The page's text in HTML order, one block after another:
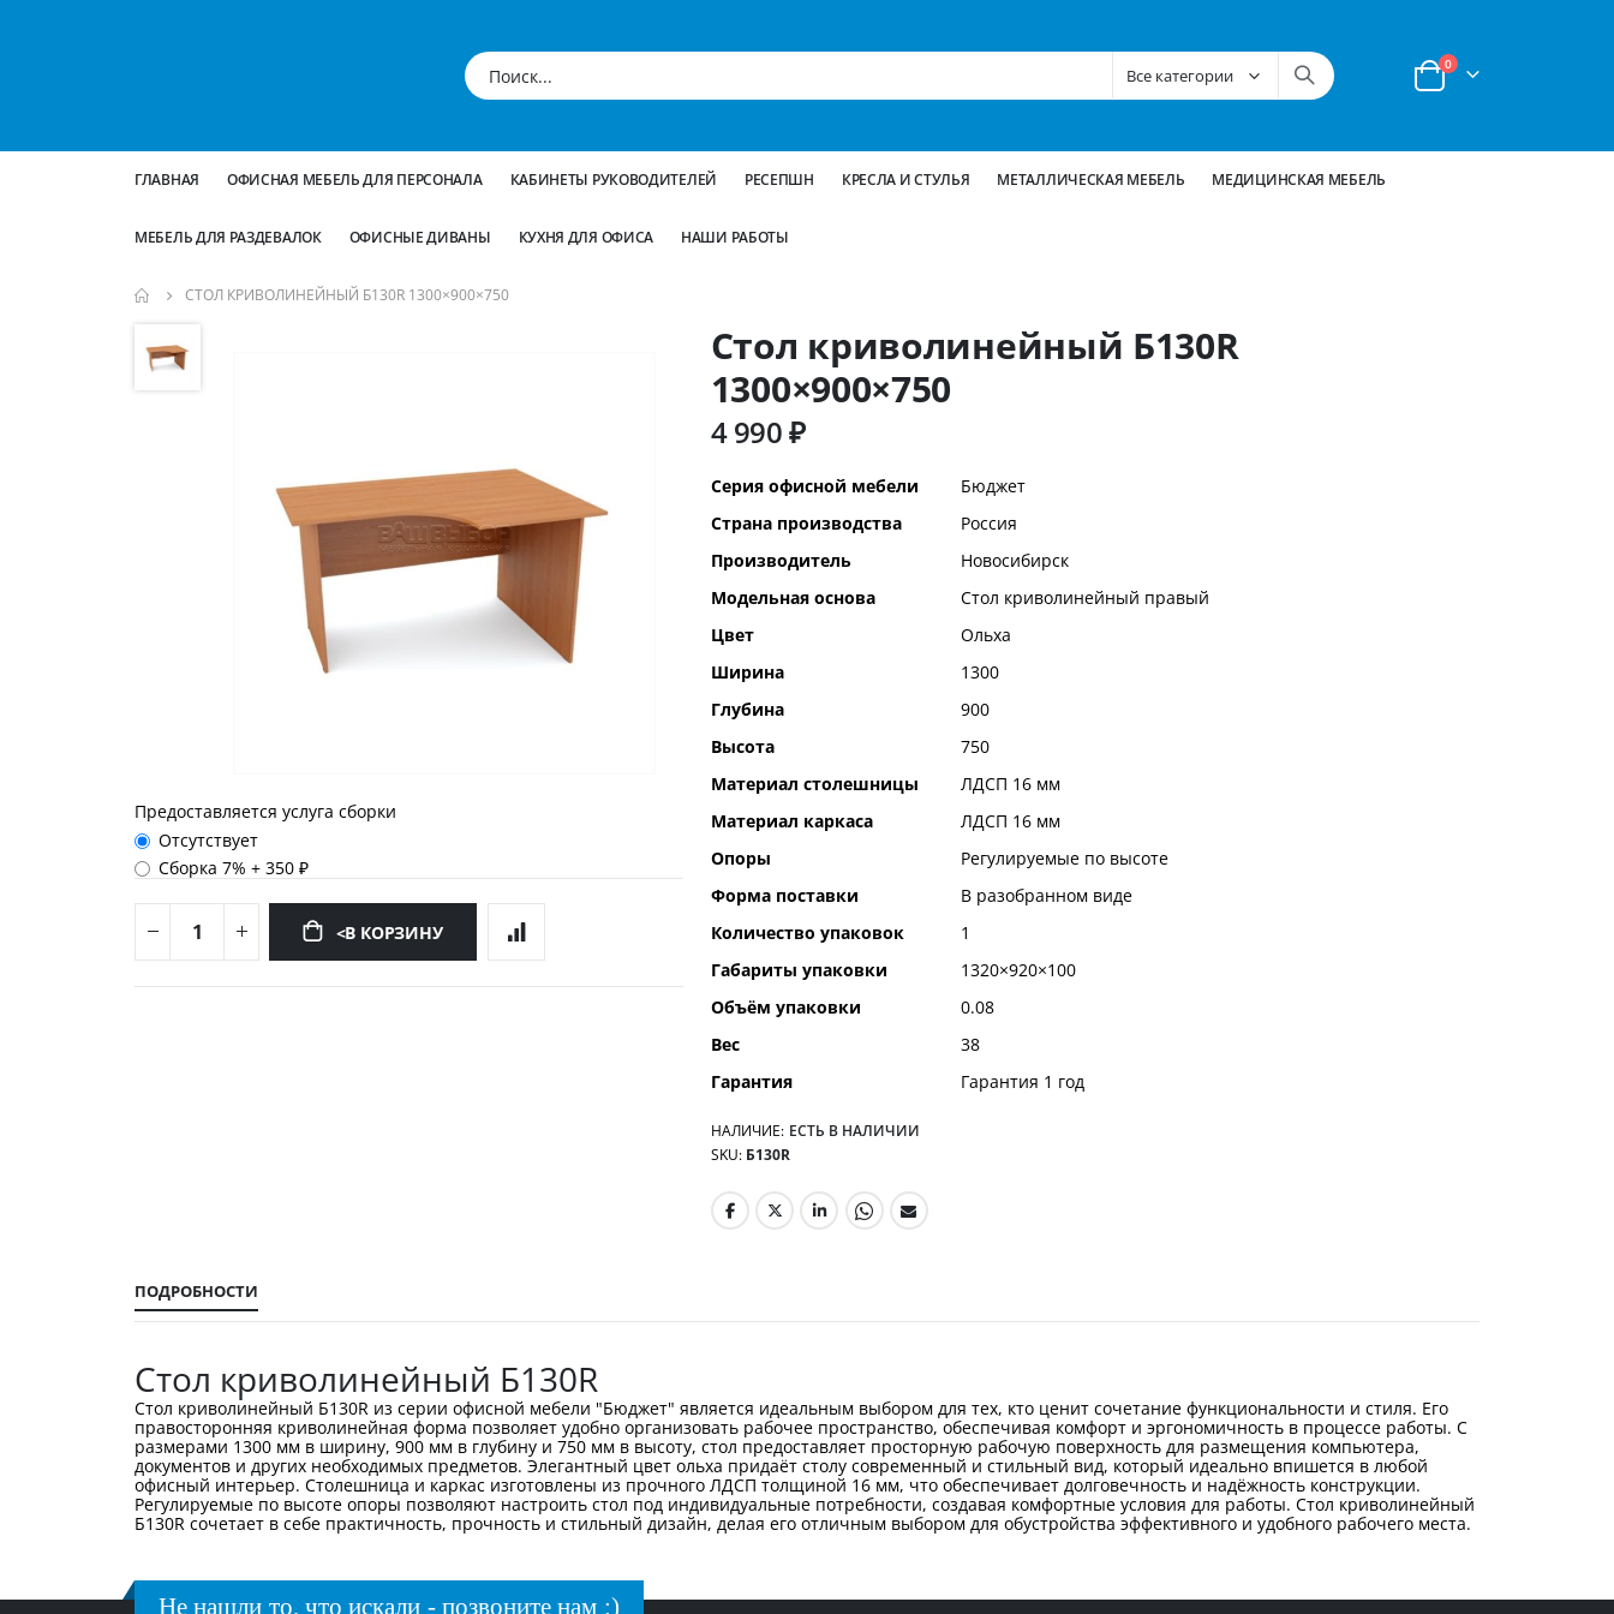
Корзина
0позиции
ГЛАВНАЯ ОФИСНАЯ МЕБЕЛЬ ДЛЯ ПЕРСОНАЛА КАБИНЕТЫ РУКОВОДИТЕЛЕЙ РЕСЕПШН КРЕСЛА И СТУЛЬЯ МЕТАЛЛИЧЕСКАЯ МЕБЕЛЬ МЕДИЦИНСКАЯ МЕБЕЛЬ
МЕБЕЛЬ ДЛЯ РАЗДЕВАЛОК ОФИСНЫЕ ДИВАНЫ КУХНЯ ДЛЯ ОФИСА НАШИ РАБОТЫ
СТОЛ КРИВОЛИНЕЙНЫЙ Б130R 1300×900×750
перейти
Предоставляется услуга сборки
Отсутствует
Сборка 7%+350 ₽
<В КОРЗИНУ
Стол криволинейный Б130R
1300×900×750
4 990 ₽
Дополнительная
информация
Серия офисной мебели
Бюджет
Страна производства
Россия
Производитель
Новосибирск
Модельная основа
Стол криволинейный правый
Цвет
Ольха
Ширина
1300
Глубина
900
Высота
750
Материал столешницы
ЛДСП 16 мм
Материал каркаса
ЛДСП 16 мм
Опоры
Регулируемые по высоте
Форма поставки
В разобранном виде
Количество упаковок
1
Габариты упаковки
1320×920×100
Объём упаковки
0.08
Вес
38
Гарантия
Гарантия 1 год
НАЛИЧИЕ: ЕСТЬ В НАЛИЧИИ
SKU Б130R
ПОДРОБНОСТИ
Стол криволинейный Б130R
Стол криволинейный Б130R из серии офисной мебели "Бюджет" является идеальным выбором для тех, кто ценит сочетание функциональности и стиля. Его
правосторонняя криволинейная форма позволяет удобно организовать рабочее пространство, обеспечивая комфорт и эргономичность в процессе работы. С
размерами 1300 мм в ширину, 900 мм в глубину и 750 мм в высоту, стол предоставляет просторную рабочую поверхность для размещения компьютера,
документов и других необходимых предметов. Элегантный цвет ольха придаёт столу современный и стильный вид, который идеально впишется в любой
офисный интерьер. Столешница и каркас изготовлены из прочного ЛДСП толщиной 16 мм, что обеспечивает долговечность и надёжность конструкции.
Регулируемые по высоте опоры позволяют настроить стол под индивидуальные потребности, создавая комфортные условия для работы. Стол криволинейный
Б130R сочетает в себе практичность, прочность и стильный дизайн, делая его отличным выбором для обустройства эффективного и удобного рабочего места.
Не нашли то, что искали - позвоните нам :)